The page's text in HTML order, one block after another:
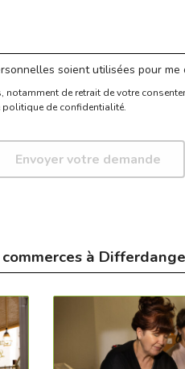
soient utilisées pour
notamment de retrait de votre
de confidentialité.
à Differdange